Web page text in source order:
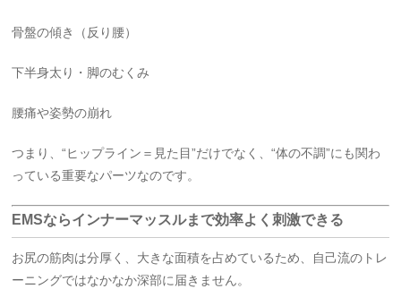
骨盤の傾き（反り腰）
下半身太り・脚のむくみ
腰痛や姿勢の崩れ
つまり、“ヒップライン＝見た目”だけでなく、“体の不調”にも関わ
っている重要なパーツなのです。
EMSならインナーマッスルまで効率よく刺激できる
お尻の筋肉は分厚く、大きな面積を占めているため、自己流のトレ
ーニングではなかなか深部に届きません。